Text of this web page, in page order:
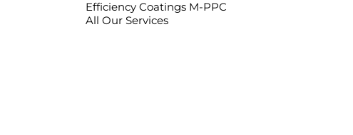
Efficiency Coatings M-PPC
All Our Services